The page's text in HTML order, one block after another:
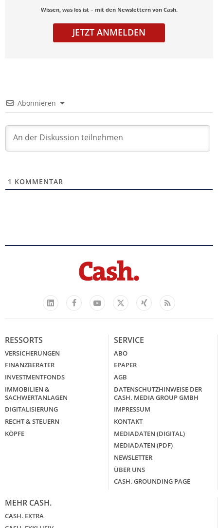
Wissen, was los ist – mit den Newslettern von Cash.
JETZT ANMELDEN
Abonnieren
1 KOMMENTAR
LinkedIn
FacebookYouTube
X
Xing Feed
RESSORTS
VERSICHERUNGEN
FINANZBERATER
INVESTMENTFONDS
IMMOBILIEN &
SACHWERTANLAGEN
DIGITALISIERUNG
RECHT & STEUERN
KÖPFE
SERVICE
ABO
EPAPER
AGB
DATENSCHUTZHINWEISE DER
CASH. MEDIA GROUP GMBH
IMPRESSUM
KONTAKT
MEDIADATEN (DIGITAL)
MEDIADATEN (PDF)
NEWSLETTER
ÜBER UNS
CASH. GROUNDING PAGE
MEHR CASH.
CASH. EXTRA